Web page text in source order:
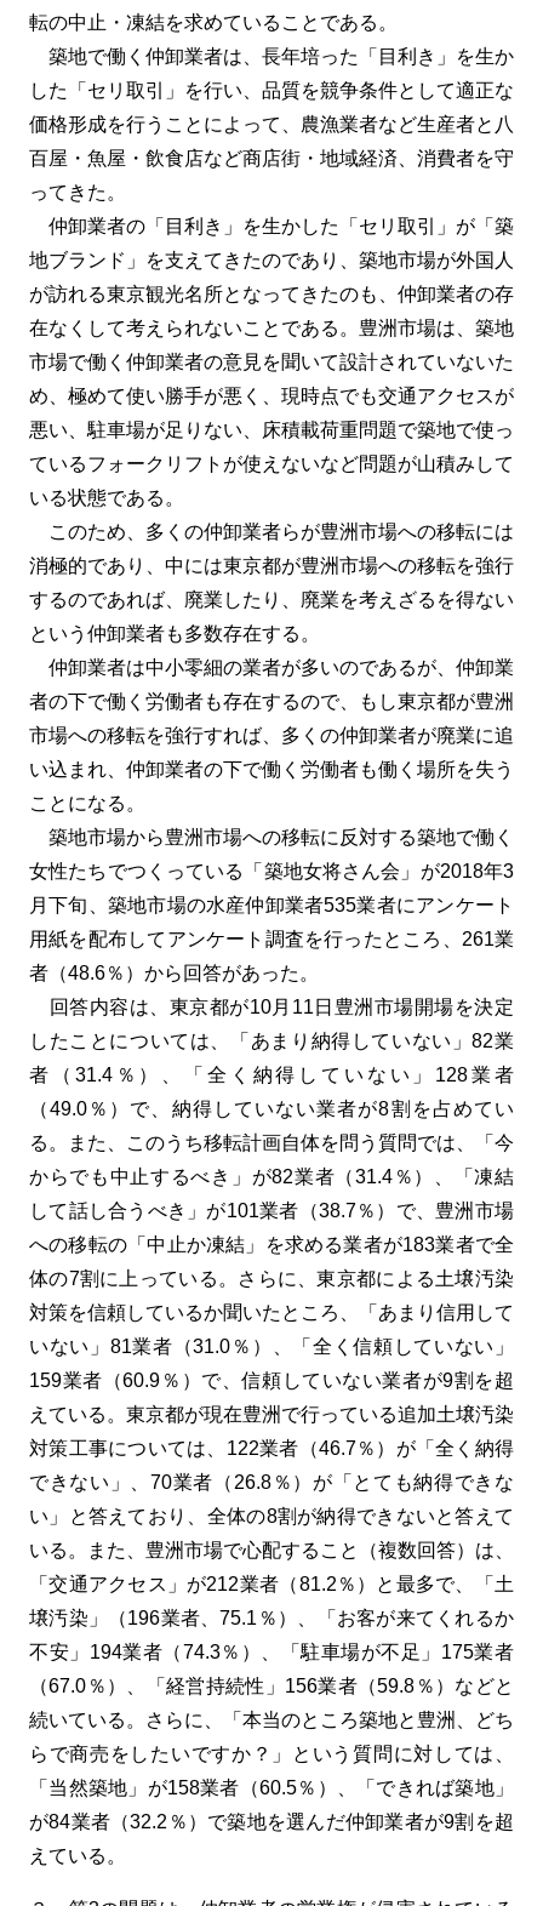
転の中止・凍結を求めていることである。
築地で働く仲卸業者は、長年培った「目利き」を生か
した「セリ取引」を行い、品質を競争条件として適正な
価格形成を行うことによって、農漁業者など生産者と八
百屋・魚屋・飲食店など商店街・地域経済、消費者を守
ってきた。
仲卸業者の「目利き」を生かした「セリ取引」が「築
地ブランド」を支えてきたのであり、築地市場が外国人
が訪れる東京観光名所となってきたのも、仲卸業者の存
在なくして考えられないことである。豊洲市場は、築地
市場で働く仲卸業者の意見を聞いて設計されていないた
め、極めて使い勝手が悪く、現時点でも交通アクセスが
悪い、駐車場が足りない、床積載荷重問題で築地で使っ
ているフォークリフトが使えないなど問題が山積みして
いる状態である。
このため、多くの仲卸業者らが豊洲市場への移転には
消極的であり、中には東京都が豊洲市場への移転を強行
するのであれば、廃業したり、廃業を考えざるを得ない
という仲卸業者も多数存在する。
仲卸業者は中小零細の業者が多いのであるが、仲卸業
者の下で働く労働者も存在するので、もし東京都が豊洲
市場への移転を強行すれば、多くの仲卸業者が廃業に追
い込まれ、仲卸業者の下で働く労働者も働く場所を失う
ことになる。
築地市場から豊洲市場への移転に反対する築地で働く
女性たちでつくっている「築地女将さん会」が2018年3
月下旬、築地市場の水産仲卸業者535業者にアンケート
用紙を配布してアンケート調査を行ったところ、261業
者（48.6％）から回答があった。
回答内容は、東京都が10月11日豊洲市場開場を決定
したことについては、「あまり納得していない」82業
者（31.4％）、「全く納得していない」128業者
（49.0％）で、納得していない業者が8割を占めてい
る。また、このうち移転計画自体を問う質問では、「今
からでも中止するべき」が82業者（31.4％）、「凍結
して話し合うべき」が101業者（38.7％）で、豊洲市場
への移転の「中止か凍結」を求める業者が183業者で全
体の7割に上っている。さらに、東京都による土壌汚染
対策を信頼しているか聞いたところ、「あまり信用して
いない」81業者（31.0％）、「全く信頼していない」
159業者（60.9％）で、信頼していない業者が9割を超
えている。東京都が現在豊洲で行っている追加土壌汚染
対策工事については、122業者（46.7％）が「全く納得
できない」、70業者（26.8％）が「とても納得できな
い」と答えており、全体の8割が納得できないと答えて
いる。また、豊洲市場で心配すること（複数回答）は、
「交通アクセス」が212業者（81.2％）と最多で、「土
壌汚染」（196業者、75.1％）、「お客が来てくれるか
不安」194業者（74.3％）、「駐車場が不足」175業者
（67.0％）、「経営持続性」156業者（59.8％）などと
続いている。さらに、「本当のところ築地と豊洲、どち
らで商売をしたいですか？」という質問に対しては、
「当然築地」が158業者（60.5％）、「できれば築地」
が84業者（32.2％）で築地を選んだ仲卸業者が9割を超
えている。